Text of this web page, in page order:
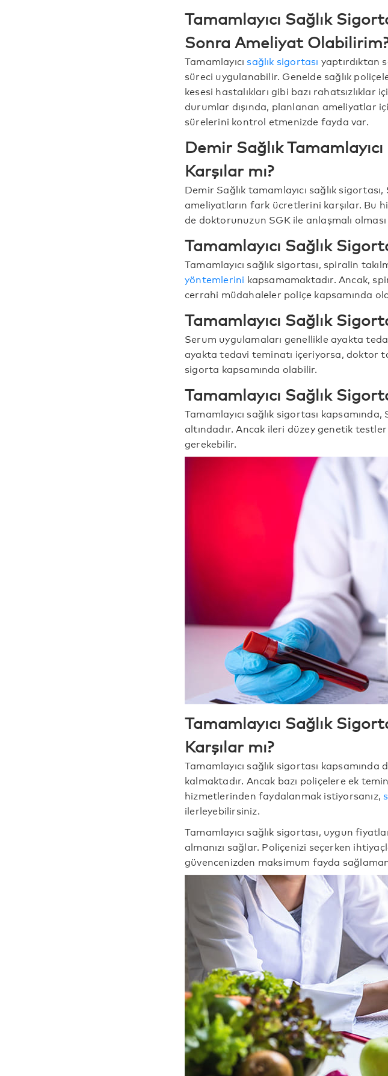
Tamamlayıcı Sağlık
Sonra Ameliyat
Tamamlayıcı sağlık sigortası yaptırdıktan
süreci uygulanabilir. Genelde sağlık
kesesi hastalıkları gibi bazı rahatsızlıklar
durumlar dışında, planlanan ameliyatlar
sürelerini kontrol etmenizde fayda var.
Demir Sağlık
Karşılar mı?
Demir Sağlık tamamlayıcı sağlık
ameliyatların fark ücretlerini karşılar. Bu
de doktorunuzun SGK ile anlaşmalı
Tamamlayıcı Sağlık
Tamamlayıcı sağlık sigortası, spiralin
yöntemlerini kapsamamaktadır. Ancak,
cerrahi müdahaleler poliçe kapsamında
Tamamlayıcı Sağlık
Serum uygulamaları genellikle ayakta
ayakta tedavi teminatı içeriyorsa, doktor
sigorta kapsamında olabilir.
Tamamlayıcı Sağlık
Tamamlayıcı sağlık sigortası
altındadır. Ancak ileri düzey genetik
gerekebilir.
Tamamlayıcı Sağlık
Karşılar mı?
Tamamlayıcı sağlık sigortası
kalmaktadır. Ancak bazı poliçelere ek
hizmetlerinden faydalanmak istiyorsanız,
ilerleyebilirsiniz.
Tamamlayıcı sağlık sigortası, uygun
almanızı sağlar. Poliçenizi seçerken
güvencenizden maksimum fayda